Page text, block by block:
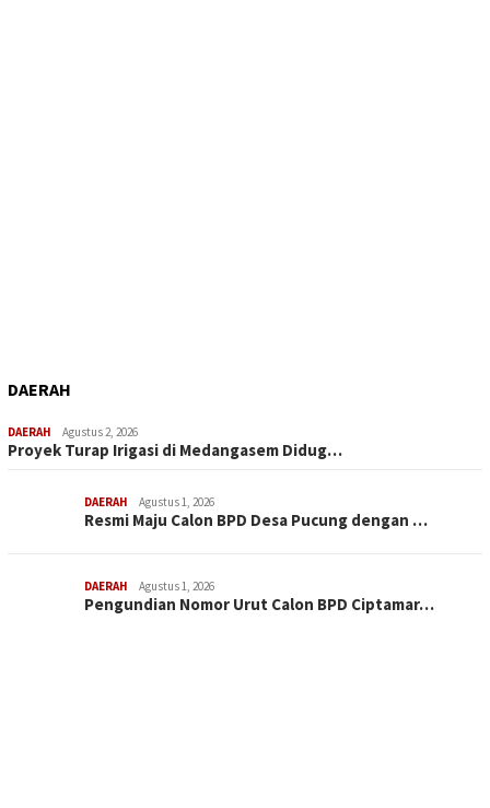
DAERAH
DAERAH Agustus 2, 2026
Proyek Turap Irigasi di Medangasem Didug…
DAERAH Agustus 1, 2026
Resmi Maju Calon BPD Desa Pucung dengan …
DAERAH Agustus 1, 2026
Pengundian Nomor Urut Calon BPD Ciptamar…